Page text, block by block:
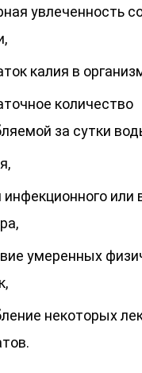
увлеченность
калия в
количество
за сутки
инфекционного или
умеренных
некоторых